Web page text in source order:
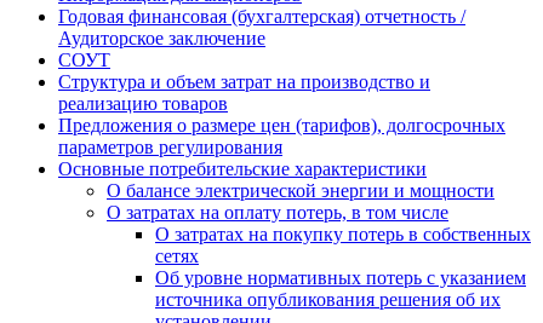
Годовая финансовая (бухгалтерская) отчетность /
Аудиторское заключение
СОУТ
Структура и объем затрат на производство и
реализацию товаров
Предложения о размере цен (тарифов), долгосрочных
параметров регулирования
Основные потребительские характеристики
О балансе электрической энергии и мощности
О затратах на оплату потерь, в том числе
О затратах на покупку потерь в собственных
сетях
Об уровне нормативных потерь с указанием
источника опубликования решения об их